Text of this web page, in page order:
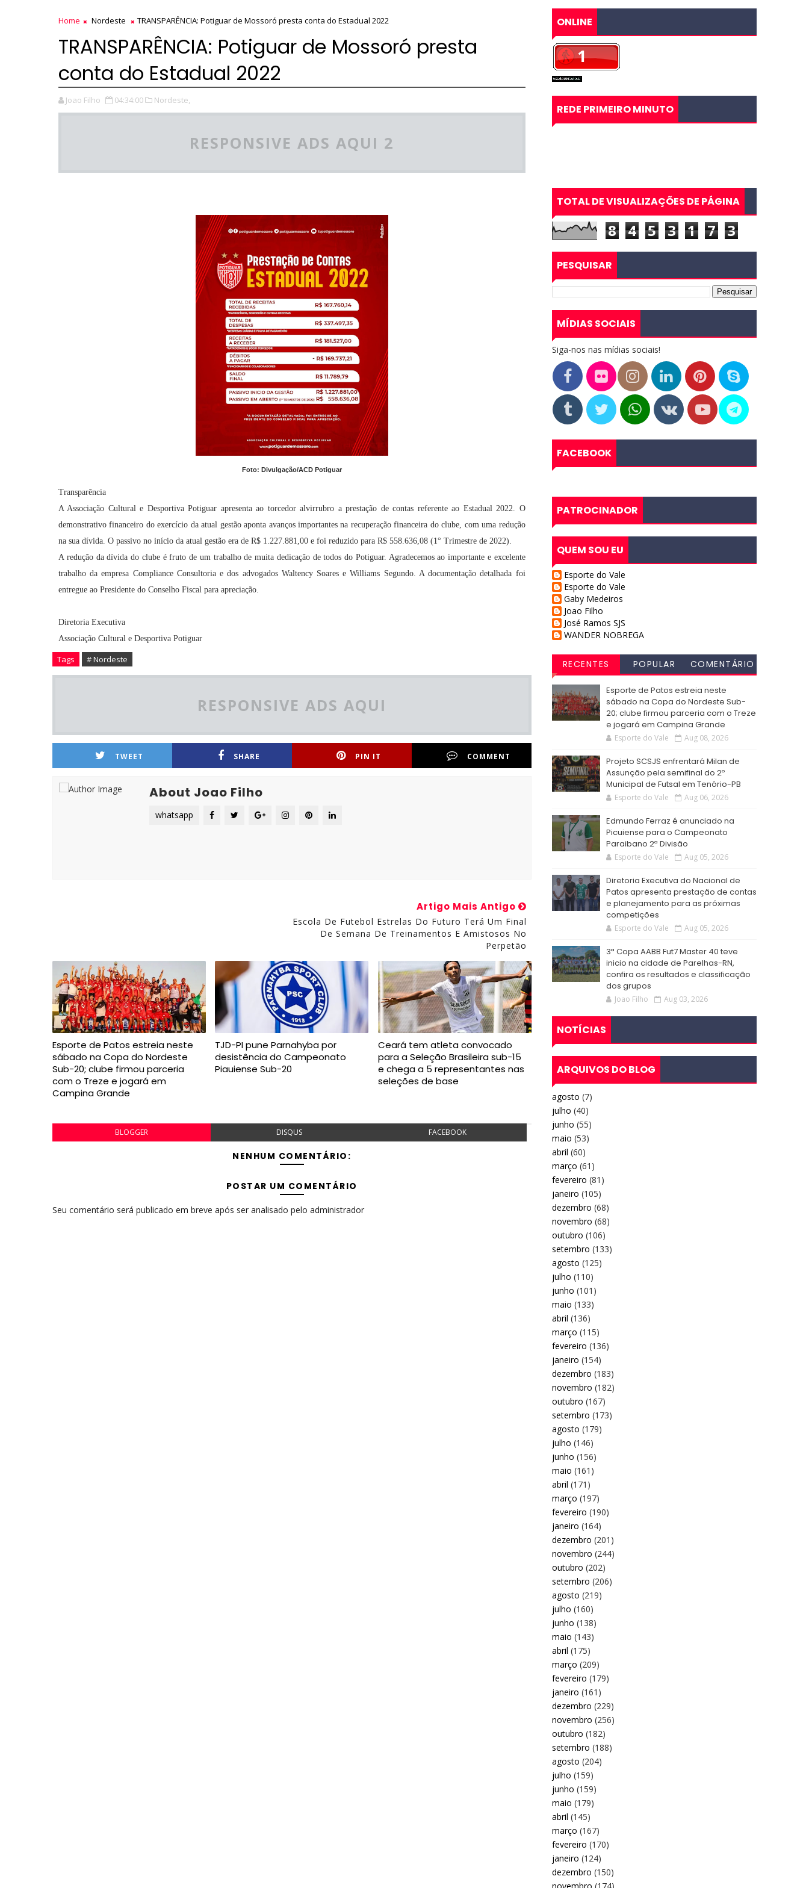
Home Nordeste TRANSPARÊNCIA: Potiguar de Mossoró presta conta do Estadual 2022
TRANSPARÊNCIA: Potiguar de Mossoró presta
conta do Estadual 2022
Joao Filho 04:34:00 Nordeste,
RESPONSIVE ADS AQUI 2
Foto: Divulgação/ACD Potiguar
Transparência
A Associação Cultural e Desportiva Potiguar apresenta ao torcedor alvirrubro a prestação de contas referente ao Estadual 2022. O
demonstrativo financeiro do exercício da atual gestão aponta avanços importantes na recuperação financeira do clube, com uma redução
na sua dívida. O passivo no início da atual gestão era de R$ 1.227.881,00 e foi reduzido para R$ 558.636,08 (1° Trimestre de 2022).
A redução da dívida do clube é fruto de um trabalho de muita dedicação de todos do Potiguar. Agradecemos ao importante e excelente
trabalho da empresa Compliance Consultoria e dos advogados Waltency Soares e Williams Segundo. A documentação detalhada foi
entregue ao Presidente do Conselho Fiscal para apreciação.
Diretoria Executiva
Associação Cultural e Desportiva Potiguar
Tags # Nordeste
RESPONSIVE ADS AQUI
TWEET SHARE PIN IT COMMENT
About Joao Filho
whatsapp
Artigo Mais Antigo
Escola De Futebol Estrelas Do Futuro Terá Um Final
De Semana De Treinamentos E Amistosos No
Perpetão
Esporte de Patos estreia neste
sábado na Copa do Nordeste
Sub-20; clube firmou parceria
com o Treze e jogará em
Campina Grande
TJD-PI pune Parnahyba por
desistência do Campeonato
Piauiense Sub-20
Ceará tem atleta convocado
para a Seleção Brasileira sub-15
e chega a 5 representantes nas
seleções de base
BLOGGER DISQUS FACEBOOK
NENHUM COMENTÁRIO:
POSTAR UM COMENTÁRIO
Seu comentário será publicado em breve após ser analisado pelo administrador
ONLINE
REDE PRIMEIRO MINUTO
TOTAL DE VISUALIZAÇÕES DE PÁGINA
8 4 5 3 1 7 3
PESQUISAR
MÍDIAS SOCIAIS
Siga-nos nas mídias sociais!
FACEBOOK
PATROCINADOR
QUEM SOU EU
Esporte do Vale
Esporte do Vale
Gaby Medeiros
Joao Filho
José Ramos SJS
WANDER NOBREGA
RECENTES POPULAR
COMENTÁRIO
Esporte de Patos estreia neste
sábado na Copa do Nordeste Sub-
20; clube firmou parceria com o Treze
e jogará em Campina Grande
Esporte do Vale Aug 08, 2026
Projeto SCSJS enfrentará Milan de
Assunção pela semifinal do 2º
Municipal de Futsal em Tenório-PB
Esporte do Vale Aug 06, 2026
Edmundo Ferraz é anunciado na
Picuiense para o Campeonato
Paraibano 2ª Divisão
Esporte do Vale Aug 05, 2026
Diretoria Executiva do Nacional de
Patos apresenta prestação de contas
e planejamento para as próximas
competições
Esporte do Vale Aug 05, 2026
3ª Copa AABB Fut7 Master 40 teve
inicio na cidade de Parelhas-RN,
confira os resultados e classificação
dos grupos
Joao Filho Aug 03, 2026
NOTÍCIAS
ARQUIVOS DO BLOG
agosto (7)
julho (40)
junho (55)
maio (53)
abril (60)
março (61)
fevereiro (81)
janeiro (105)
dezembro (68)
novembro (68)
outubro (106)
setembro (133)
agosto (125)
julho (110)
junho (101)
maio (133)
abril (136)
março (115)
fevereiro (136)
janeiro (154)
dezembro (183)
novembro (182)
outubro (167)
setembro (173)
agosto (179)
julho (146)
junho (156)
maio (161)
abril (171)
março (197)
fevereiro (190)
janeiro (164)
dezembro (201)
novembro (244)
outubro (202)
setembro (206)
agosto (219)
julho (160)
junho (138)
maio (143)
abril (175)
março (209)
fevereiro (179)
janeiro (161)
dezembro (229)
novembro (256)
outubro (182)
setembro (188)
agosto (204)
julho (159)
junho (159)
maio (179)
abril (145)
março (167)
fevereiro (170)
janeiro (124)
dezembro (150)
novembro (174)